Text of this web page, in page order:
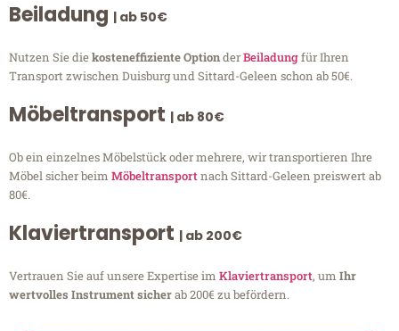
Beiladung | ab 50€
Nutzen Sie diekosteneffiziente OptionderBeiladungfür Ihren
Transport zwischen Duisburg und Sittard-Geleen schon ab 50€.
Möbeltransport | ab 80€
Ob ein einzelnes Möbelstück oder mehrere, wir transportieren Ihre
Möbel sicher beim Möbeltransportnach Sittard-Geleen preiswert ab
80€.
Klaviertransport | ab 200€
Vertrauen Sie auf unsere Expertise im Klaviertransport, um Ihr
wertvolles Instrument sicherab 200€ zu befördern.